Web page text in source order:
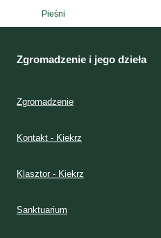
Pieśni
Zgromadzenie i jego dzieła
Zgromadzenie
Kontakt - Kiekrz
Klasztor - Kiekrz
Sanktuarium